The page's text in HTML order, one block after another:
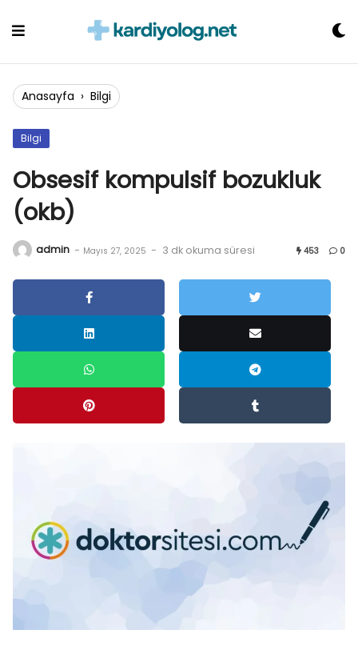
Anasayfa › Bilgi
Bilgi
Obsesif kompulsif bozukluk
(okb)
admin - Mayıs 27, 2025 - 3 dk okuma süresi 453 0